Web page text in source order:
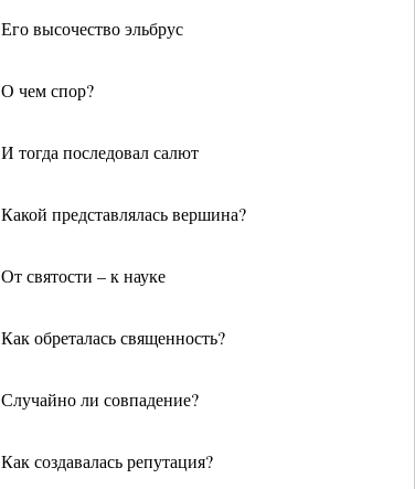
Его высочество эльбрус
О чем спор?
И тогда последовал салют
Какой представлялась вершина?
От святости – к науке
Как обреталась священность?
Случайно ли совпадение?
Как создавалась репутация?